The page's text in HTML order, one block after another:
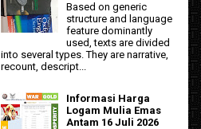
Based on generic
structure and language
feature dominantly
used, texts are divided
into several types. They are narrative,
recount, descript...
Informasi Harga
Logam Mulia Emas
Antam 16 Juli 2026